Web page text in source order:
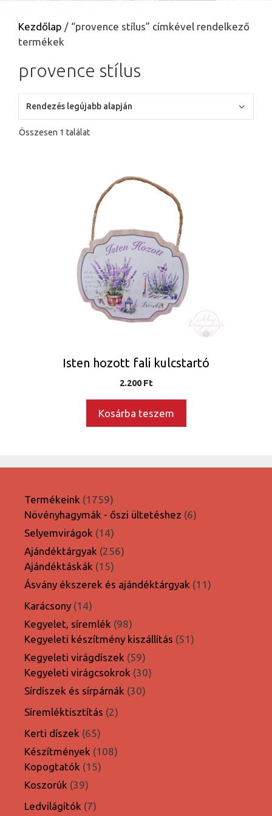
Kezdőlap / “provence stílus” címkével rendelkező
termékek
provence stílus
Összesen 1 találat
Isten hozott fali kulcstartó
2.200Ft
Kosárba teszem
Termékeink 17591759
termék
Növényhagymák - őszi ültetéshez 66
Selyemvirágok 1414
termék
Ajándéktárgyak 256256
Ajándéktáskák 1515
termék
Ásvány ékszerek és ajándéktárgyak 1111
Karácsony 1414
termék
Kegyelet, síremlék 9898
termék
Kegyeleti készítmény kiszállítás 5151
Kegyeleti virágdíszek 5959
termék
Kegyeleti virágcsokrok 3030
Sírdíszek és sírpárnák 3030
Síremléktisztítás 22
Kerti díszek 6565
termék
Készítmények 108108
Kopogtatók 1515
Koszorúk 3939
termék
Ledvilágítók 77